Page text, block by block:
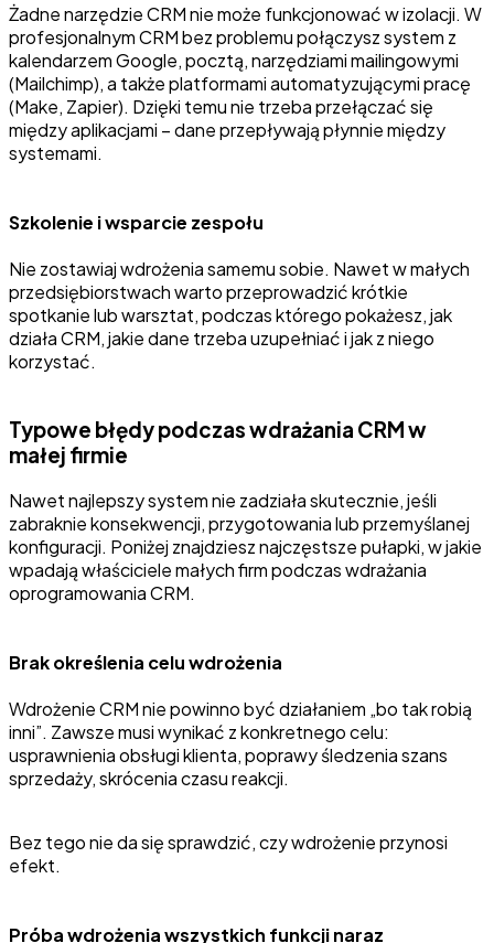
Żadne narzędzie CRM nie może funkcjonować w izolacji. W
profesjonalnym CRM bez problemu połączysz system z
kalendarzem Google, pocztą, narzędziami mailingowymi
(Mailchimp), a także platformami automatyzującymi pracę
(Make, Zapier). Dzięki temu nie trzeba przełączać się
między aplikacjami – dane przepływają płynnie między
systemami.
Szkolenie i wsparcie zespołu
Nie zostawiaj wdrożenia samemu sobie. Nawet w małych
przedsiębiorstwach warto przeprowadzić krótkie
spotkanie lub warsztat, podczas którego pokażesz, jak
działa CRM, jakie dane trzeba uzupełniać i jak z niego
korzystać.
Typowe błędy podczas wdrażania CRM w
małej firmie
Nawet najlepszy system nie zadziała skutecznie, jeśli
zabraknie konsekwencji, przygotowania lub przemyślanej
konfiguracji. Poniżej znajdziesz najczęstsze pułapki, w jakie
wpadają właściciele małych firm podczas wdrażania
oprogramowania CRM.
Brak określenia celu wdrożenia
Wdrożenie CRM nie powinno być działaniem „bo tak robią
inni”. Zawsze musi wynikać z konkretnego celu:
usprawnienia obsługi klienta, poprawy śledzenia szans
sprzedaży, skrócenia czasu reakcji.
Bez tego nie da się sprawdzić, czy wdrożenie przynosi
efekt.
Próba wdrożenia wszystkich funkcji naraz